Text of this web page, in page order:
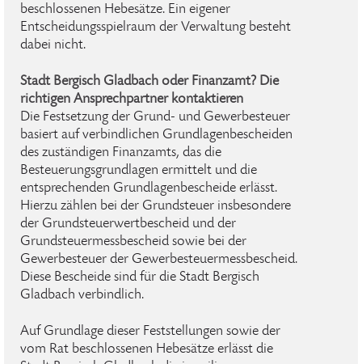
beschlossenen Hebesätze. Ein eigener
Entscheidungsspielraum der Verwaltung besteht
dabei nicht.
Stadt Bergisch Gladbach oder Finanzamt? Die
richtigen Ansprechpartner kontaktieren
Die Festsetzung der Grund- und Gewerbesteuer
basiert auf verbindlichen Grundlagenbescheiden
des zuständigen Finanzamts, das die
Besteuerungsgrundlagen ermittelt und die
entsprechenden Grundlagenbescheide erlässt.
Hierzu zählen bei der Grundsteuer insbesondere
der Grundsteuerwertbescheid und der
Grundsteuermessbescheid sowie bei der
Gewerbesteuer der Gewerbesteuermessbescheid.
Diese Bescheide sind für die Stadt Bergisch
Gladbach verbindlich.
Auf Grundlage dieser Feststellungen sowie der
vom Rat beschlossenen Hebesätze erlässt die